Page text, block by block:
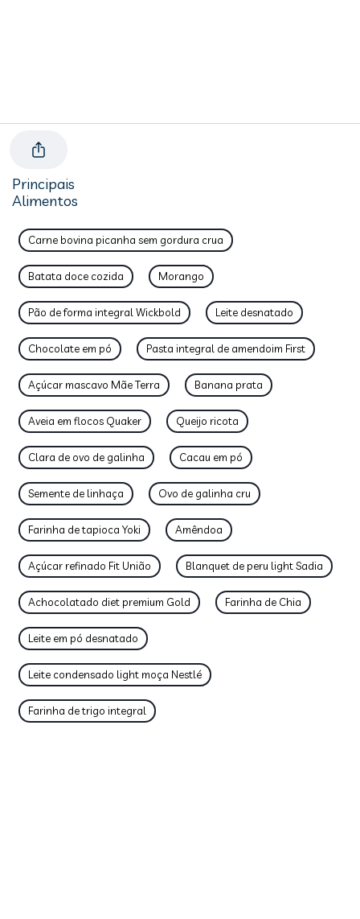
Principais
Alimentos
Carne bovina picanha sem gordura crua
Batata doce cozida Morango
Pão de forma integral Wickbold Leite desnatado
Chocolate em pó Pasta integral de amendoim First
Açúcar mascavo Mãe Terra Banana prata
Aveia em flocos Quaker Queijo ricota
Clara de ovo de galinha Cacau em pó
Semente de linhaça Ovo de galinha cru
Farinha de tapioca Yoki Amêndoa
Açúcar refinado Fit União Blanquet de peru light Sadia
Achocolatado diet premium Gold Farinha de Chia
Leite em pó desnatado
Leite condensado light moça Nestlé
Farinha de trigo integral